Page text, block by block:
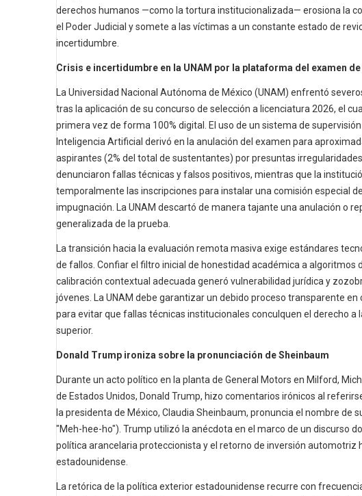
derechos humanos —como la tortura institucionalizada— erosiona la
el Poder Judicial y somete a las víctimas a un constante estado de
incertidumbre.
Crisis e incertidumbre en la UNAM por la plataforma del examen
La Universidad Nacional Autónoma de México (UNAM) enfrentó
tras la aplicación de su concurso de selección a licenciatura 2026, el
primera vez de forma 100% digital. El uso de un sistema de
Inteligencia Artificial derivó en la anulación del examen para
aspirantes (2% del total de sustentantes) por presuntas
denunciaron fallas técnicas y falsos positivos, mientras que la
temporalmente las inscripciones para instalar una comisión especial
impugnación. La UNAM descartó de manera tajante una anulación o
generalizada de la prueba.
La transición hacia la evaluación remota masiva exige estándares
de fallos. Confiar el filtro inicial de honestidad académica a algoritmos
calibración contextual adecuada generó vulnerabilidad jurídica y
jóvenes. La UNAM debe garantizar un debido proceso transparente en
para evitar que fallas técnicas institucionales conculquen el derecho a
superior.
Donald Trump ironiza sobre la pronunciación de Sheinbaum
Durante un acto político en la planta de General Motors en Milford,
de Estados Unidos, Donald Trump, hizo comentarios irónicos al
la presidenta de México, Claudia Sheinbaum, pronuncia el nombre de
"Meh-hee-ho"). Trump utilizó la anécdota en el marco de un discurso
política arancelaria proteccionista y el retorno de inversión automotriz
estadounidense.
La retórica de la política exterior estadounidense recurre con